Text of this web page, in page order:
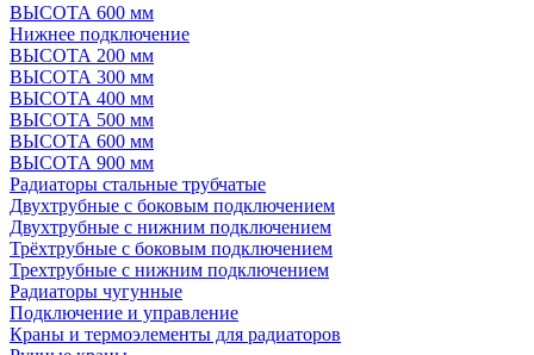
ВЫСОТА 600 мм
Нижнее подключение
ВЫСОТА 200 мм
ВЫСОТА 300 мм
ВЫСОТА 400 мм
ВЫСОТА 500 мм
ВЫСОТА 600 мм
ВЫСОТА 900 мм
Радиаторы стальные трубчатые
Двухтрубные с боковым подключением
Двухтрубные с нижним подключением
Трёхтрубные с боковым подключением
Трехтрубные с нижним подключением
Радиаторы чугунные
Подключение и управление
Краны и термоэлементы для радиаторов